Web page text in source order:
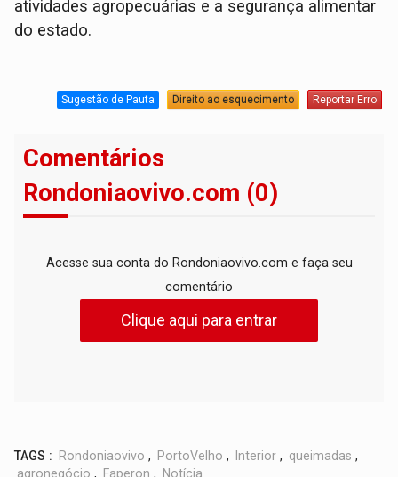
atividades agropecuárias e a segurança alimentar
do estado.
Sugestão de Pauta Direito ao esquecimento Reportar Erro
Comentários
Rondoniaovivo.com (0)
Acesse sua conta do Rondoniaovivo.com e faça seu
comentário
Clique aqui para entrar
TAGS : Rondoniaovivo , PortoVelho , Interior , queimadas ,
agronegócio , Faperon , Notícia